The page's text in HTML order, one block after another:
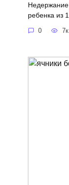
Недержание
ребенка из
0